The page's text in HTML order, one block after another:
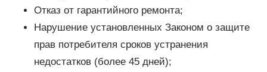
Отказ от гарантийного ремонта;
Нарушение установленных Законом о защите
прав потребителя сроков устранения
недостатков (более 45 дней);